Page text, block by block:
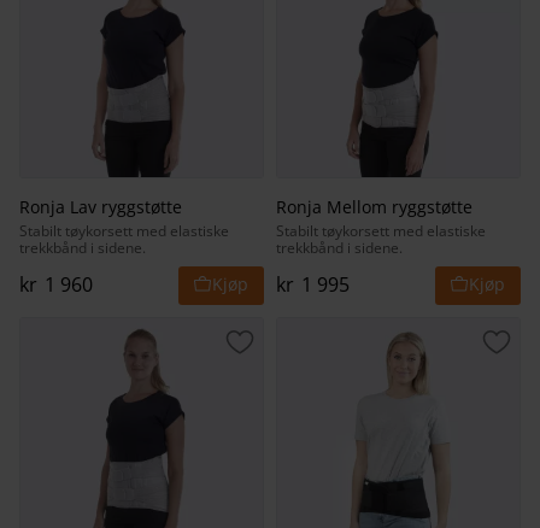
Ronja Lav ryggstøtte
Stabilt tøykorsett med elastiske
trekkbånd i sidene.
kr 1 960
Ronja Mellom ryggstøtte
Stabilt tøykorsett med elastiske
trekkbånd i sidene.
kr 1 995
Lagre som favoritt